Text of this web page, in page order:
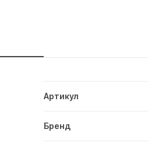
Артикул
Бренд